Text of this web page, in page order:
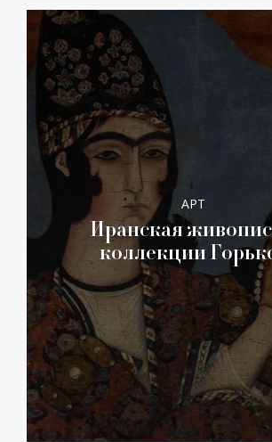
АРТ
Иранская
коллекции